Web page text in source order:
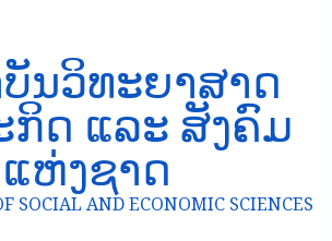
ນວິທະຍາສາດ
ກິດ ແລະ ສັງຄົມ
ແຫ່ງຊາດ
SOCIAL AND ECONOMIC SCIENCES